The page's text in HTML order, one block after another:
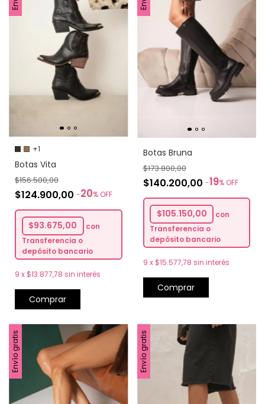
+1
Botas Vita
$124.900,00 -20% OFF
$156.500,00
$93.675,00
con
Transferencia o
depósito bancario
9 x $13.877,78 sin interés
Comprar
Botas Bruna
$140.200,00 -19% OFF
$173.800,00
$105.150,00
con
Transferencia o
depósito bancario
9 x $15.577,78 sin interés
Comprar
Envío gratis Envío gratis